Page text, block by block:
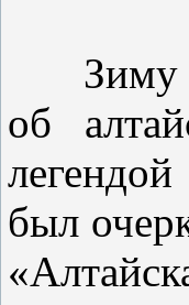
Зиму я
об
был